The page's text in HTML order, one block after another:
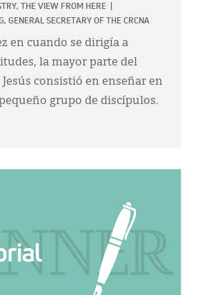
THE VIEW FROM HERE
GENERAL SECRETARY OF THE CRCNA
en cuando se dirigía a
la mayor parte del
consistió en enseñar en
grupo de discípulos.